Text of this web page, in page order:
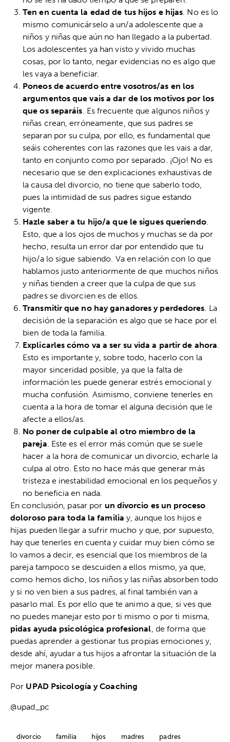
Ten en cuenta la edad de tus hijos e hijas. No es lo
mismo comunicárselo a un/a adolescente que a
niños y niñas que aún no han llegado a la pubertad.
Los adolescentes ya han visto y vivido muchas
cosas, por lo tanto, negar evidencias no es algo que
les vaya a beneficiar.
Poneos de acuerdo entre vosotros/as en los
argumentos que vais a dar de los motivos por los
que os separáis. Es frecuente que algunos niños y
niñas crean, erróneamente, que sus padres se
separan por su culpa, por ello, es fundamental que
seáis coherentes con las razones que les vais a dar,
tanto en conjunto como por separado. ¡Ojo! No es
necesario que se den explicaciones exhaustivas de
la causa del divorcio, no tiene que saberlo todo,
pues la intimidad de sus padres sigue estando
vigente.
Hazle saber a tu hijo/a que le sigues queriendo.
Esto, que a los ojos de muchos y muchas se da por
hecho, resulta un error dar por entendido que tu
hijo/a lo sigue sabiendo. Va en relación con lo que
hablamos justo anteriormente de que muchos niños
y niñas tienden a creer que la culpa de que sus
padres se divorcien es de ellos.
Transmitir que no hay ganadores y perdedores. La
decisión de la separación es algo que se hace por el
bien de toda la familia.
Explicarles cómo va a ser su vida a partir de ahora.
Esto es importante y, sobre todo, hacerlo con la
mayor sinceridad posible, ya que la falta de
información les puede generar estrés emocional y
mucha confusión. Asimismo, conviene tenerles en
cuenta a la hora de tomar el alguna decisión que le
afecte a ellos/as.
No poner de culpable al otro miembro de la
pareja. Este es el error más común que se suele
hacer a la hora de comunicar un divorcio, echarle la
culpa al otro. Esto no hace más que generar más
tristeza e inestabilidad emocional en los pequeños y
no beneficia en nada.
En conclusión, pasar por un divorcio es un proceso
doloroso para toda la familia y, aunque los hijos e
hijas pueden llegar a sufrir mucho y que, por supuesto,
hay que tenerles en cuenta y cuidar muy bien cómo se
lo vamos a decir, es esencial que los miembros de la
pareja tampoco se descuiden a ellos mismo, ya que,
como hemos dicho, los niños y las niñas absorben todo
y si no ven bien a sus padres, al final también van a
pasarlo mal. Es por ello que te animo a que, si ves que
no puedes manejar esto por ti mismo o por ti misma,
pidas ayuda psicológica profesional, de forma que
puedas aprender a gestionar tus propias emociones y,
desde ahí, ayudar a tus hijos a afrontar la situación de la
mejor manera posible.
Por UPAD Psicología y Coaching
@upad_pc
divorcio familia hijos madres
padres